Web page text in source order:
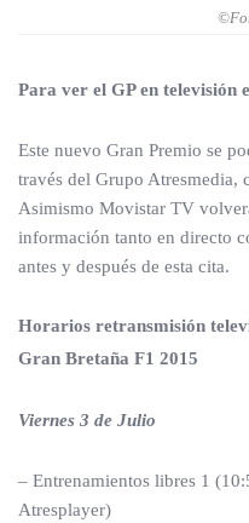
Para ver el GP en televisión
Este nuevo Gran Premio se
través del Grupo Atresmedia,
Asimismo Movistar TV
información tanto en directo
antes y después de esta cita.
Horarios retransmisión
Gran Bretaña F1 2015
Viernes 3 de Julio
– Entrenamientos libres 1
Atresplayer)